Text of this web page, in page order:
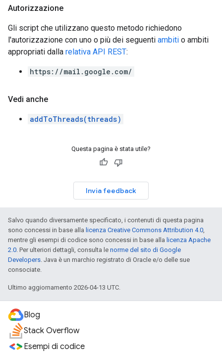
Autorizzazione
Gli script che utilizzano questo metodo richiedono
l'autorizzazione con uno o più dei seguenti ambiti o ambiti
appropriati dalla relativa API REST:
https://mail.google.com/
Vedi anche
addToThreads(threads)
Questa pagina è stata utile?
Invia feedback
Salvo quando diversamente specificato, i contenuti di questa pagina
sono concessi in base alla licenza Creative Commons Attribution 4.0,
mentre gli esempi di codice sono concessi in base alla licenza Apache
2.0. Per ulteriori dettagli, consulta le norme del sito di Google
Developers. Java è un marchio registrato di Oracle e/o delle sue
consociate.
Ultimo aggiornamento 2026-04-13 UTC.
Blog
Stack Overflow
Esempi di codice